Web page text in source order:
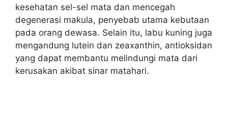
kesehatan sel-sel mata dan mencegah
degenerasi makula, penyebab utama kebutaan
pada orang dewasa. Selain itu, labu kuning juga
mengandung lutein dan zeaxanthin, antioksidan
yang dapat membantu melindungi mata dari
kerusakan akibat sinar matahari.